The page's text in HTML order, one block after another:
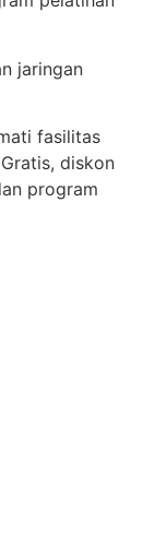
jaringan
fasilitas
diskon
program